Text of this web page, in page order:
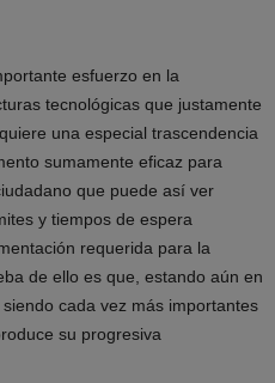
esfuerzo en la
tecnológicas que justamente
una especial trascendencia
sumamente eficaz para
que puede así ver
y tiempos de espera
requerida para la
de ello es que, estando aún en
cada vez más importantes
su progresiva